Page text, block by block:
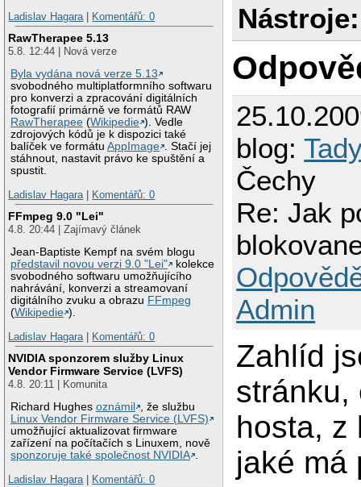
Ladislav Hagara| Komentářů: 0
RawTherapee 5.13
5.8. 12:44 | Nová verze
Byla vydána nová verze 5.13
svobodného multiplatformního softwaru
pro konverzi a zpracování digitálních
fotografií primárně ve formátů RAW
RawTherapee (Wikipedie ). Vedle
zdrojových kódů je k dispozici také
balíček ve formátuAppImage . Stačí jej
stáhnout, nastavit právo ke spuštění a
spustit.
Ladislav Hagara| Komentářů: 0
FFmpeg 9.0 "Lei"
4.8. 20:44 | Zajímavý článek
Jean-Baptiste Kempf na svém blogu
představil novou verzi 9.0 "Lei"
kolekce
svobodného softwaru umožňujícího
nahrávání, konverzi a streamovaní
digitálního zvuku a obrazu FFmpeg
(Wikipedie ).
Ladislav Hagara| Komentářů: 0
NVIDIA sponzorem služby Linux
Vendor Firmware Service (LVFS)
4.8. 20:11 | Komunita
Richard Hughesoznámil
, že službu
Linux Vendor Firmware Service (LVFS)
umožňující aktualizovat firmware
zařízení na počítačích s Linuxem, nově
sponzoruje také společnost NVIDIA .
Ladislav Hagara| Komentářů: 0
Nástroje:
blog:
Čechy
Re: Jak
Admin
Zahlíd
stránku,
hosta, z
jaké má